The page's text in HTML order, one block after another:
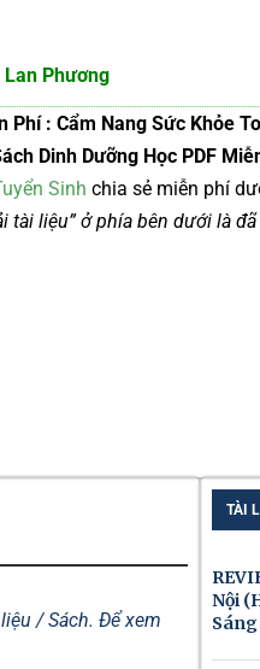
Phương
Phí : Cẩm Nang Sức Khỏe
Dinh Dưỡng Học PDF
Sinh chia sẻ miễn phí
tài liệu” ở phía bên dưới là
/ Sách. Để xem
TÀI
Nội